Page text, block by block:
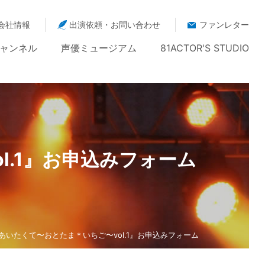
社情報 出演依頼・お問い合わせ ファンレター
ンネル 声優ミュージアム 81ACTOR'S STUDIO
いたくて〜おとたま＊いちご〜vol.1』お申込みフォーム
』お申込みフォーム